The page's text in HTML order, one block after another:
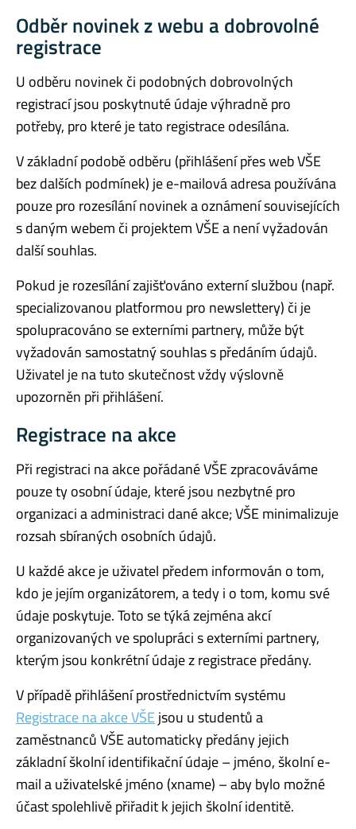
Odběr novinek z webu a dobrovolné
registrace
U odběru novinek či podobných dobrovolných
registrací jsou poskytnuté údaje výhradně pro
potřeby, pro které je tato registrace odesílána.
V základní podobě odběru (přihlášení přes web VŠE
bez dalších podmínek) je e-mailová adresa používána
pouze pro rozesílání novinek a oznámení souvisejících
s daným webem či projektem VŠE a není vyžadován
další souhlas.
Pokud je rozesílání zajišťováno externí službou (např.
specializovanou platformou pro newslettery) či je
spolupracováno se externími partnery, může být
vyžadován samostatný souhlas s předáním údajů.
Uživatel je na tuto skutečnost vždy výslovně
upozorněn při přihlášení.
Registrace na akce
Při registraci na akce pořádané VŠE zpracováváme
pouze ty osobní údaje, které jsou nezbytné pro
organizaci a administraci dané akce; VŠE minimalizuje
rozsah sbíraných osobních údajů.
U každé akce je uživatel předem informován o tom,
kdo je jejím organizátorem, a tedy i o tom, komu své
údaje poskytuje. Toto se týká zejména akcí
organizovaných ve spolupráci s externími partnery,
kterým jsou konkrétní údaje z registrace předány.
V případě přihlášení prostřednictvím systému
Registrace na akce VŠE jsou u studentů a
zaměstnanců VŠE automaticky předány jejich
základní školní identifikační údaje – jméno, školní e-
mail a uživatelské jméno (xname) – aby bylo možné
účast spolehlivě přiřadit k jejich školní identitě.